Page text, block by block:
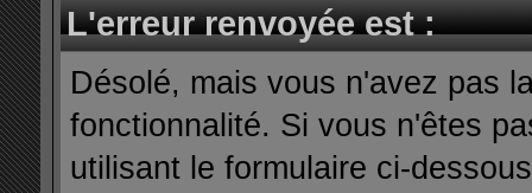
L'erreur renvoyée est :
Désolé, mais vous n'avez pas
fonctionnalité. Si vous n'êtes
utilisant le formulaire ci-